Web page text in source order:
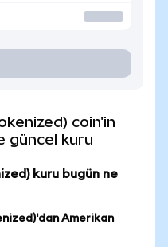
coin'in
güncel kuru
kuru bugün ne
Amerikan